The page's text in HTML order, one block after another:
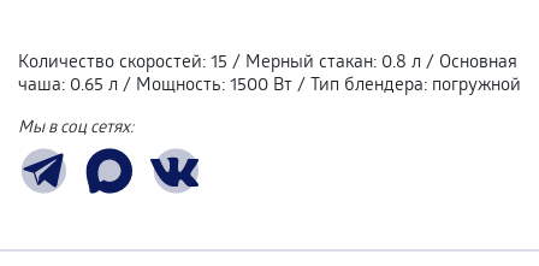
Количество скоростей: 15 / Мерный стакан: 0.8 л / Основная
чаша: 0.65 л / Мощность: 1500 Вт / Тип блендера: погружной
Мы в соц сетях: